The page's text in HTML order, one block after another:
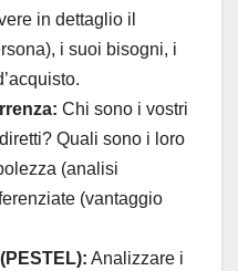
in dettaglio il
i suoi bisogni, i
Chi sono i vostri
Quali sono i loro
(analisi
(vantaggio
Analizzare i